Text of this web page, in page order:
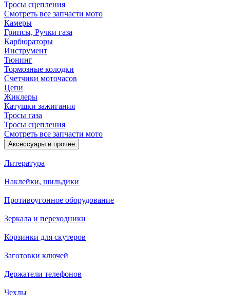
Тросы сцепления
Смотреть все запчасти мото
Камеры
Грипсы, Ручки газа
Карбюраторы
Инструмент
Тюнинг
Тормозные колодки
Счетчики моточасов
Цепи
Жиклеры
Катушки зажигания
Тросы газа
Тросы сцепления
Смотреть все запчасти мото
Аксессуары и прочее
Литература
Наклейки, шильдики
Противоугонное оборудование
Зеркала и переходники
Корзинки для скутеров
Заготовки ключей
Держатели телефонов
Чехлы